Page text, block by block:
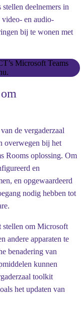
deelnemers in
video- en audio-
bij te wonen met
Microsoft Teams
de vergaderzaal
overwegen bij het
Rooms oplossing. Om
en
en opgewaardeerd
nodig hebben tot
stellen om Microsoft
andere apparaten te
benadering van
kunnen
toolkit
het updaten van